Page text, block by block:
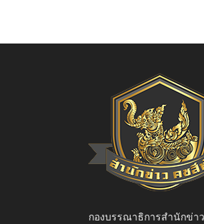
กองบรรณาธิการสำนักข่า